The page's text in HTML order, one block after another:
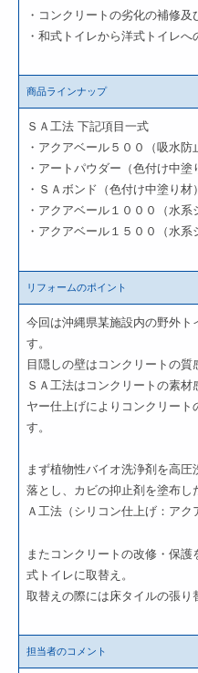
・コンクリートの劣化の補修及
・和式トイレから洋式トイレへ
商品ラインナップ
ＳＡ工法 下記項目一式
・アクアベール５００（吸水防
・アートパウダー（色付け中塗
・ＳＡボンド（色付け中塗り材）
・アクアベール１０００（水系
・アクアベール１５００（水系
リフォームのポイント
今回は沖縄県某施設内の野外ト
す。
目隠しの壁はコンクリートの質
ＳＡ工法はコンクリートの素
ヤー仕上げによりコンクリー
す。
まず植物性バイオ洗浄剤を高
落とし、カビの抑止剤を塗布し
Ａ工法（シリコン仕上げ：アク
またコンクリートの改修・保
式トイレに取替え。
取替えの際には床タイルの張り
担当者のコメント